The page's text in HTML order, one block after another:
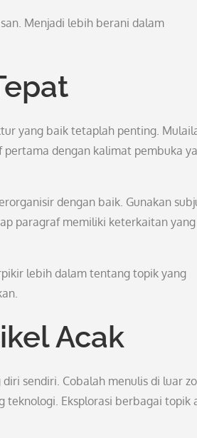
Menjadi lebih berani dalam
yang baik tetaplah penting.
dengan kalimat pembuka
dengan baik. Gunakan
paragraf memiliki keterkaitan yang
lebih dalam tentang topik yang
Acak
sendiri. Cobalah menulis di luar
teknologi. Eksplorasi berbagai topik